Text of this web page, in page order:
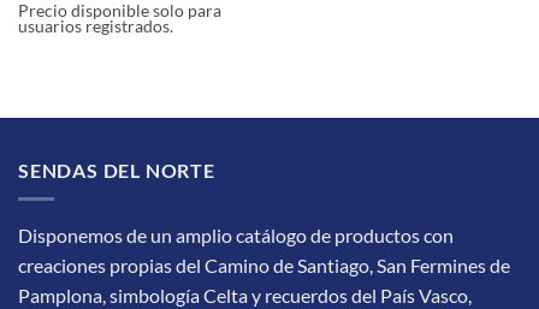
Precio disponible solo para
usuarios registrados.
SENDAS DEL NORTE
Disponemos de un amplio catálogo de productos con
creaciones propias del Camino de Santiago, San Fermines de
Pamplona, simbología Celta y recuerdos del País Vasco,